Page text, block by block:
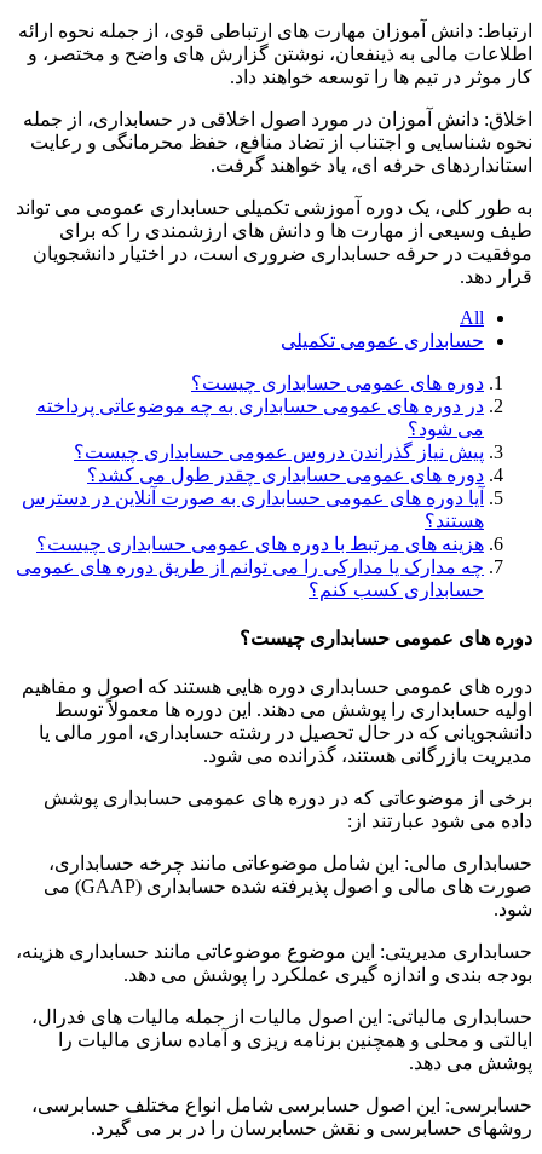
ارتباط: دانش آموزان مهارت های ارتباطی قوی، از جمله نحوه ارائه
اطلاعات مالی به ذینفعان، نوشتن گزارش های واضح و مختصر، و
کار موثر در تیم ها را توسعه خواهند داد.
اخلاق: دانش آموزان در مورد اصول اخلاقی در حسابداری، از جمله
نحوه شناسایی و اجتناب از تضاد منافع، حفظ محرمانگی و رعایت
استانداردهای حرفه ای، یاد خواهند گرفت.
به طور کلی، یک دوره آموزشی تکمیلی حسابداری عمومی می تواند
طیف وسیعی از مهارت ها و دانش های ارزشمندی را که برای
موفقیت در حرفه حسابداری ضروری است، در اختیار دانشجویان
قرار دهد.
All
حسابداری عمومی تکمیلی
دوره های عمومی حسابداری چیست؟
در دوره های عمومی حسابداری به چه موضوعاتی پرداخته
می شود؟
پیش نیاز گذراندن دروس عمومی حسابداری چیست؟
دوره های عمومی حسابداری چقدر طول می کشد؟
آیا دوره های عمومی حسابداری به صورت آنلاین در دسترس
هستند؟
هزینه های مرتبط با دوره های عمومی حسابداری چیست؟
چه مدارک یا مدارکی را می توانم از طریق دوره های عمومی
حسابداری کسب کنم؟
دوره های عمومی حسابداری چیست؟
دوره های عمومی حسابداری دوره هایی هستند که اصول و مفاهیم
اولیه حسابداری را پوشش می دهند. این دوره ها معمولاً توسط
دانشجویانی که در حال تحصیل در رشته حسابداری، امور مالی یا
مدیریت بازرگانی هستند، گذرانده می شود.
برخی از موضوعاتی که در دوره های عمومی حسابداری پوشش
داده می شود عبارتند از:
حسابداری مالی: این شامل موضوعاتی مانند چرخه حسابداری،
صورت های مالی و اصول پذیرفته شده حسابداری (GAAP) می
شود.
حسابداری مدیریتی: این موضوع موضوعاتی مانند حسابداری هزینه،
بودجه بندی و اندازه گیری عملکرد را پوشش می دهد.
حسابداری مالیاتی: این اصول مالیات از جمله مالیات های فدرال،
ایالتی و محلی و همچنین برنامه ریزی و آماده سازی مالیات را
پوشش می دهد.
حسابرسی: این اصول حسابرسی شامل انواع مختلف حسابرسی،
روشهای حسابرسی و نقش حسابرسان را در بر می گیرد.